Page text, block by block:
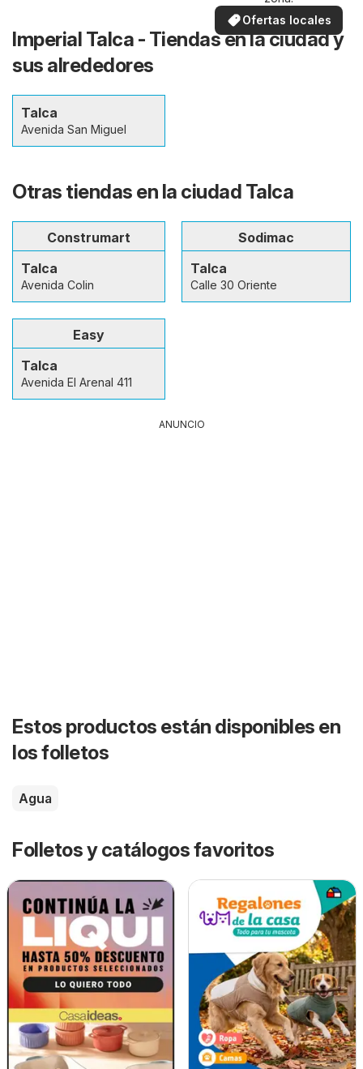
Ofertas locales
Imperial Talca - Tiendas en la ciudad y
sus alrededores
Talca
Avenida San Miguel
Otras tiendas en la ciudad Talca
Construmart
Talca
Avenida Colin
Sodimac
Talca
Calle 30 Oriente
Easy
Talca
Avenida El Arenal 411
ANUNCIO
Estos productos están disponibles en
los folletos
Agua
Folletos y catálogos favoritos